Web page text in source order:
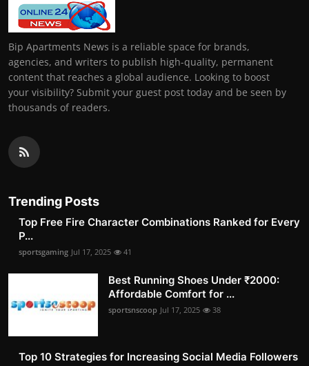
Bip Apartments News is a reliable space for brands,
agencies, and writers to publish high-quality, permanent
content that reaches a global audience. Looking to boost
your visibility? Submit your guest post today and be seen by
thousands of readers.
Trending Posts
Top Free Fire Character Combinations Ranked for Every
P...
sportsgaming Jul 17, 2025 41
Best Running Shoes Under ₹2000:
Affordable Comfort for ...
sportsnscoop Jul 17, 2025 38
Top 10 Strategies for Increasing Social Media Followers